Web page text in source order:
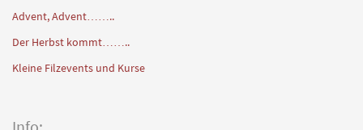
Advent, Advent……..
Der Herbst kommt……..
Kleine Filzevents und Kurse